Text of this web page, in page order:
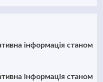
інформація станом
інформація станом